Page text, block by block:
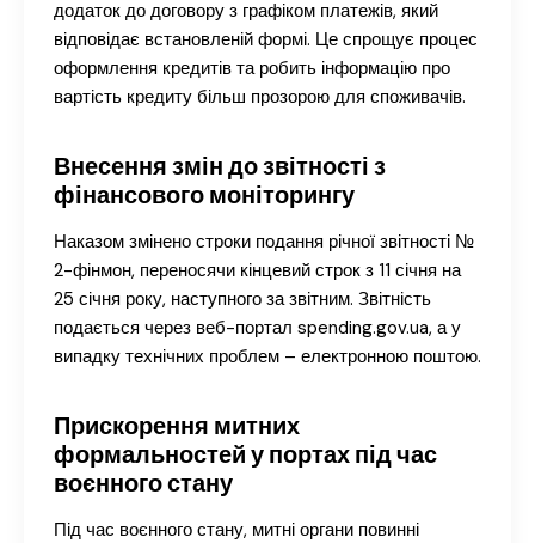
додаток до договору з графіком платежів, який
відповідає встановленій формі. Це спрощує процес
оформлення кредитів та робить інформацію про
вартість кредиту більш прозорою для споживачів.
Внесення змін до звітності з
фінансового моніторингу
Наказом змінено строки подання річної звітності №
2-фінмон, переносячи кінцевий строк з 11 січня на
25 січня року, наступного за звітним. Звітність
подається через веб-портал spending.gov.ua, а у
випадку технічних проблем – електронною поштою.
Прискорення митних
формальностей у портах під час
воєнного стану
Під час воєнного стану, митні органи повинні